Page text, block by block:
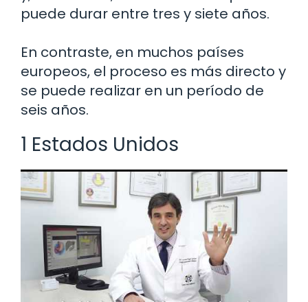
puede durar entre tres y siete años.
En contraste, en muchos países
europeos, el proceso es más directo y
se puede realizar en un período de
seis años.
1 Estados Unidos